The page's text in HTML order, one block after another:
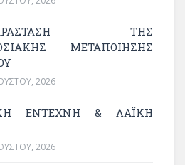
ΤΗΣ
ΜΕΤΑΠΟΊΗΣΗΣ
2026
ΈΝΤΕΧΝΗ & ΛΑΪΚΉ
2026